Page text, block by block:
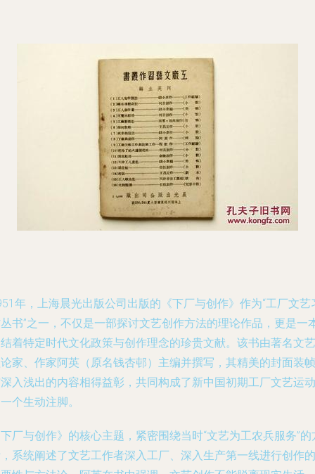
年，上海晨光出版公司出版的《下厂与创作》作为“工厂文艺
书”之一，不仅是一部探讨文艺创作方法的理论作品，更是一
着特定时代文化政策与创作理念的珍贵文献。该书由著名文艺
家、作家阿英（原名钱杏邨）主编并撰写，其精美的封面装帧
入浅出的内容相得益彰，共同构成了新中国初期工厂文艺运动
个生动注脚。
厂与创作》的核心主题，紧密围绕当时“文艺为工农兵服务”的
系统阐述了文艺工作者深入工厂、深入生产第一线进行创作的